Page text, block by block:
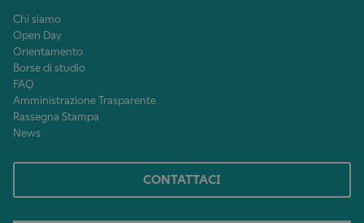
Chi siamo
Open Day
Orientamento
Borse di studio
FAQ
Amministrazione Trasparente
Rassegna Stampa
News
CONTATTACI